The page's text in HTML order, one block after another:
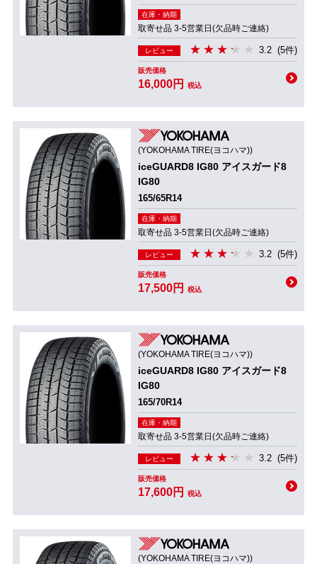
在庫・納期
取寄せ品 3-5営業日(欠品時ご連絡)
レビュー 3.2 (5件)
販売価格
16,000円 税込
(YOKOHAMA TIRE(ヨコハマ))
iceGUARD8 IG80 アイスガード8
IG80
165/65R14
在庫・納期
取寄せ品 3-5営業日(欠品時ご連絡)
レビュー 3.2 (5件)
販売価格
17,500円 税込
(YOKOHAMA TIRE(ヨコハマ))
iceGUARD8 IG80 アイスガード8
IG80
165/70R14
在庫・納期
取寄せ品 3-5営業日(欠品時ご連絡)
レビュー 3.2 (5件)
販売価格
17,600円 税込
(YOKOHAMA TIRE(ヨコハマ))